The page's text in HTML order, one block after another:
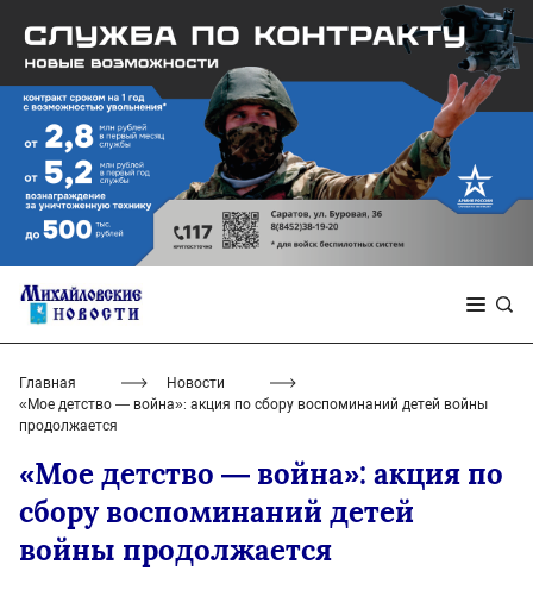
Главная
Новости
«Мое детство — война»: акция по сбору воспоминаний детей войны
продолжается
«Мое детство — война»: акция по
сбору воспоминаний детей
войны продолжается